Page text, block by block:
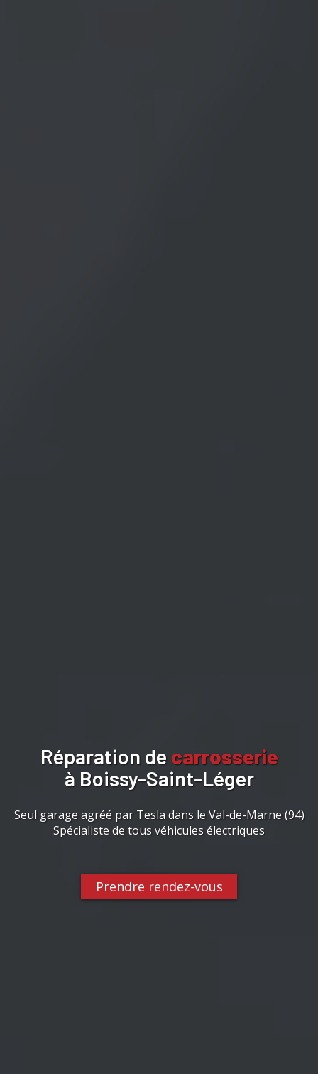
Réparation de carrosserie
à Boissy-Saint-Léger
Seul garage agréé par Tesla dans le Val-de-Marne (94)
Spécialiste de tous véhicules électriques
Prendre rendez-vous